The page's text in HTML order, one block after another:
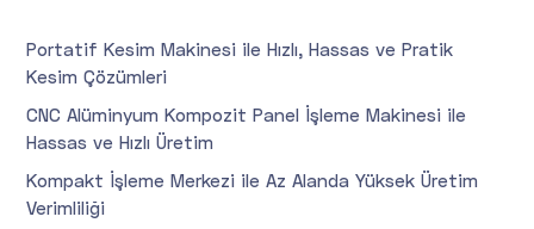
Portatif Kesim Makinesi ile Hızlı, Hassas ve Pratik
Kesim Çözümleri
CNC Alüminyum Kompozit Panel İşleme Makinesi ile
Hassas ve Hızlı Üretim
Kompakt İşleme Merkezi ile Az Alanda Yüksek Üretim
Verimliliği